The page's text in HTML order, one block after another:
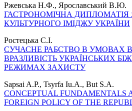
Ржевська Н.Ф., Ярославський В.Ю.
ГАСТРОНОМІЧНА
КУЛЬТУРНОГО ІМІДЖУ УКРАЇНИ
Ростецька С.І.
СУЧАСНЕ РАБСТВО В УМОВАХ
ВРАЗЛИВІСТЬ УКРАЇНСЬКИХ
РЕЖИМАХ ЗАХИСТУ
Sapsai A.P., Tsyrfa Iu.А., But S.A.
CONCEPTUAL FUNDAMENTALS
FOREIGN POLICY OF THE